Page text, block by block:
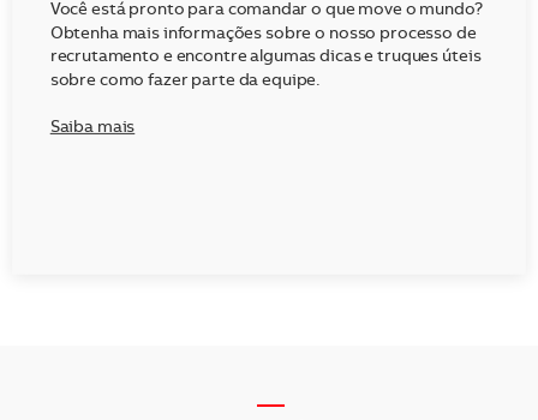
Você está pronto para comandar o que move o mundo?
Obtenha mais informações sobre o nosso processo de
recrutamento e encontre algumas dicas e truques úteis
sobre como fazer parte da equipe.
Saiba mais